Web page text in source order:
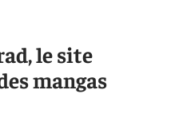
le site
mangas